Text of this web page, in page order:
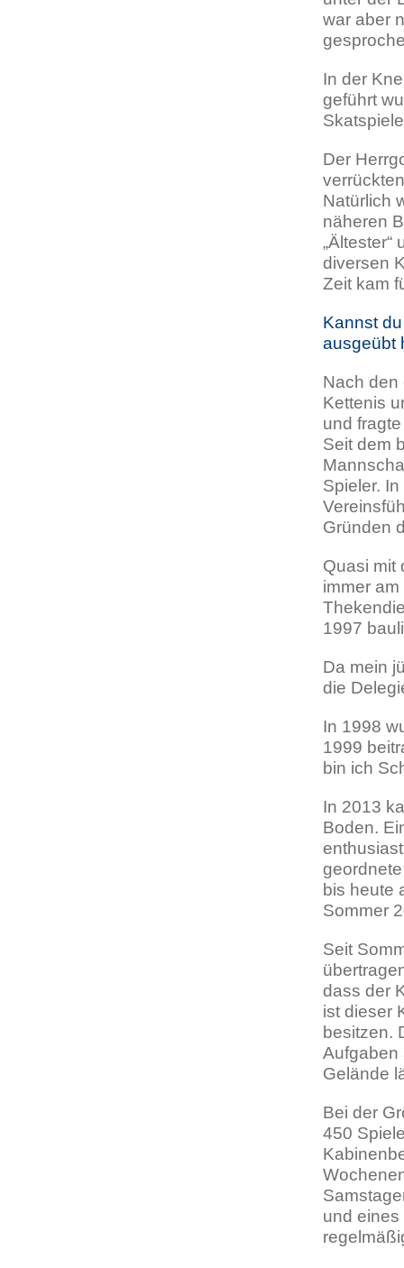
war aber
In der
geführt
Der
Natürlich
näheren
diversen
Zeit kam
Kannst
ausgeübt
Nach den
Kettenis
und
Seit dem
Spieler.
Gründen
Quasi mit
immer
1997
Da mein
die
In 1998
1999
bin ich
In 2013
Boden.
bis heute
Sommer
Seit
dass der
ist dieser
besitzen.
Aufgaben
Gelände
Bei der
450
und